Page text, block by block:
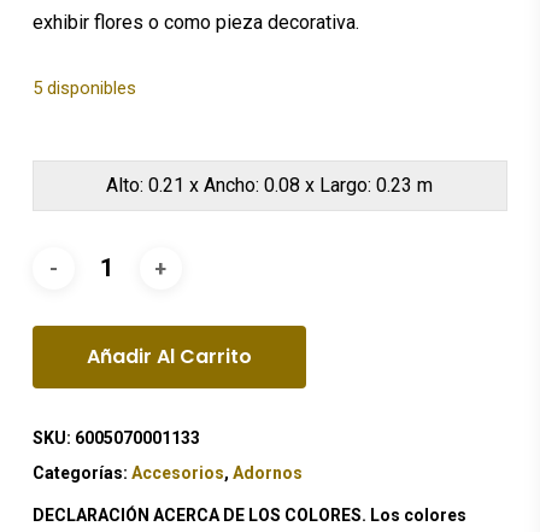
exhibir flores o como pieza decorativa.
5 disponibles
Alto: 0.21 x Ancho: 0.08 x Largo: 0.23 m
Añadir Al Carrito
SKU: 6005070001133
Categorías: Accesorios, Adornos
DECLARACIÓN ACERCA DE LOS COLORES. Los colores